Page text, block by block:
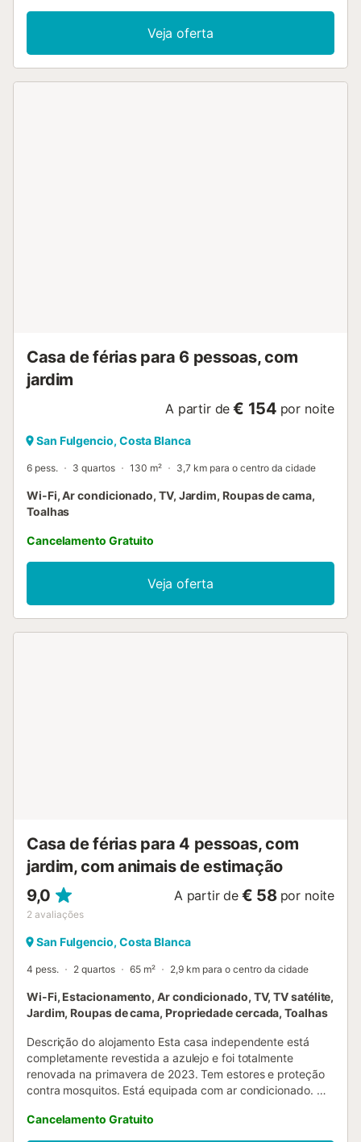
Veja oferta
Casa de férias para 6 pessoas, com
jardim
A partir de € 154 por noite
San Fulgencio, Costa Blanca
6 pess. 3 quartos 130 m² 3,7 km para o centro da cidade
Wi-Fi, Ar condicionado, TV, Jardim, Roupas de cama,
Toalhas
Cancelamento Gratuito
Veja oferta
Casa de férias para 4 pessoas, com
jardim, com animais de estimação
9,0
2 avaliações
A partir de € 58 por noite
San Fulgencio, Costa Blanca
4 pess. 2 quartos 65 m² 2,9 km para o centro da cidade
Wi-Fi, Estacionamento, Ar condicionado, TV, TV satélite,
Jardim, Roupas de cama, Propriedade cercada, Toalhas
Descrição do alojamento Esta casa independente está
completamente revestida a azulejo e foi totalmente
renovada na primavera de 2023. Tem estores e proteção
contra mosquitos. Está equipada com ar condicionado. Na
Capacidade para 4 pessoas. Disponibilizamos cama de
viagem para criança/bebé. Os armários têm bastante
Cancelamento Gratuito